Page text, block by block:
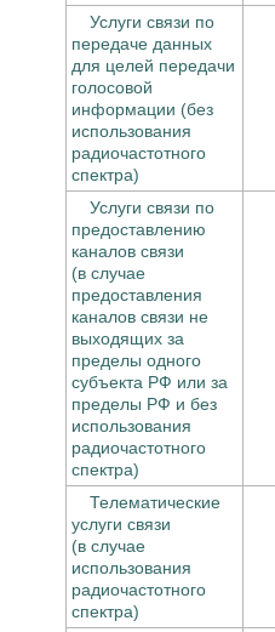
Услуги связи по
передаче данных
для целей передачи
голосовой
информации (без
использования
радиочастотного
спектра)
Услуги связи по
предоставлению
каналов связи
(в случае
предоставления
каналов связи не
выходящих за
пределы одного
субъекта РФ или за
пределы РФ и без
использования
радиочастотного
спектра)
Телематические
услуги связи
(в случае
использования
радиочастотного
спектра)